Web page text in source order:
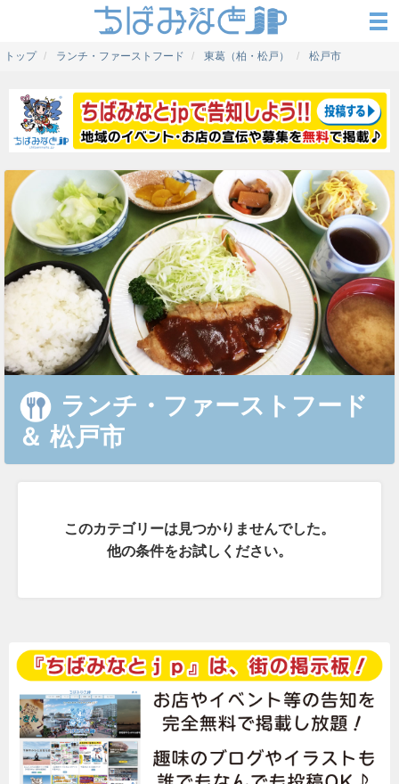
トップ ランチ・ファーストフード 東葛（柏・松戸） 松戸市
ランチ・ファーストフード
＆ 松戸市
このカテゴリーは見つかりませんでした。
他の条件をお試しください。